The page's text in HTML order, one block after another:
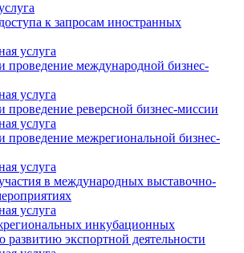
к запросам иностранных
услуга
проведение международной бизнес-
услуга
проведение реверсной бизнес-миссии
услуга
проведение межрегиональной бизнес-
услуга
в международных выставочно-
услуга
инкубационных
развитию экспортной деятельности